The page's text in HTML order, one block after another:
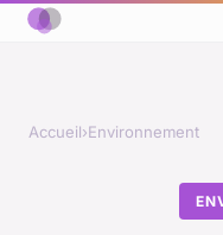
Accueil›Environnement